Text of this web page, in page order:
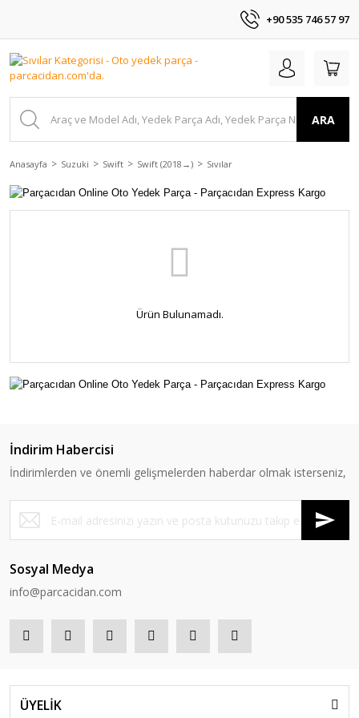
+90 535 746 57 97
ARA
Anasayfa Suzuki Swift Swift (2018 →) Sıvılar
Ürün Bulunamadı.
İndirim Habercisi
İndirimlerden ve önemli gelişmelerden haberdar olmak isterseniz,
Sosyal Medya
info@parcacidan.com
ÜYELİK